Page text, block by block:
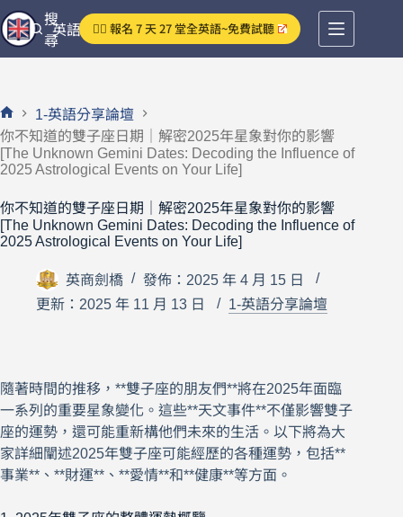
跳
至
主
容
英語分享論壇
搜
尋
👉🏻 報名 7 天 27 堂全英語~免費試聽
首
頁
1-英語分享論壇
你不知道的雙子座日期｜解密2025年星象對你的影響
[The Unknown Gemini Dates: Decoding the Influence of
2025 Astrological Events on Your Life]
你不知道的雙子座日期｜解密2025年星象對你的影響
[The Unknown Gemini Dates: Decoding the Influence of
2025 Astrological Events on Your Life]
英商劍橋
發佈：2025 年 4 月 15 日
更新：2025 年 11 月 13 日
1-英語分享論壇
隨著時間的推移，**雙子座的朋友們**將在2025年面臨
一系列的重要星象變化。這些**天文事件**不僅影響雙子
座的運勢，還可能重新構他們未來的生活。以下將為大
家詳細闡述2025年雙子座可能經歷的各種運勢，包括**
事業**、**財運**、**愛情**和**健康**等方面。